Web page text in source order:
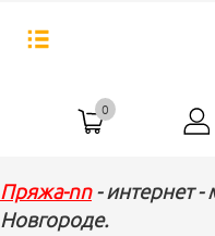
0
Пряжа-nn- интернет -
Новгороде.